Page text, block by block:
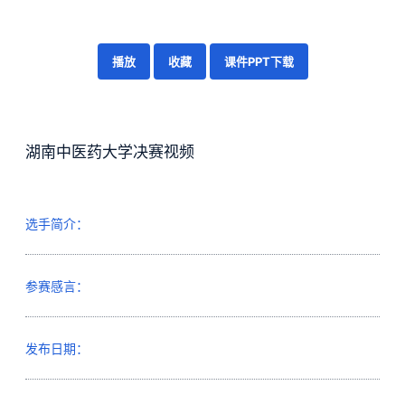
播放 收藏 课件PPT下载
湖南中医药大学决赛视频
选手简介：
参赛感言：
发布日期：